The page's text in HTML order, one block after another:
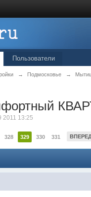
Пользователи
→ Подмосковье →
2011 13:25
328 329 330 331